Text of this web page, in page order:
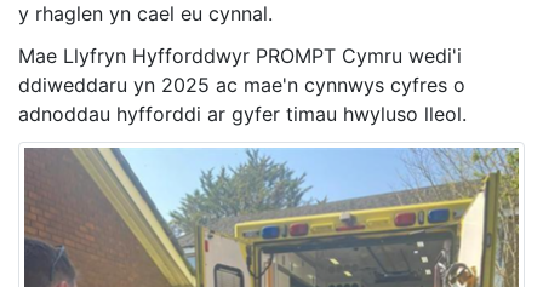
y rhaglen yn cael eu cynnal.
Mae Llyfryn Hyfforddwyr PROMPT Cymru wedi'i
ddiweddaru yn 2025 ac mae'n cynnwys cyfres o
adnoddau hyfforddi ar gyfer timau hwyluso lleol.